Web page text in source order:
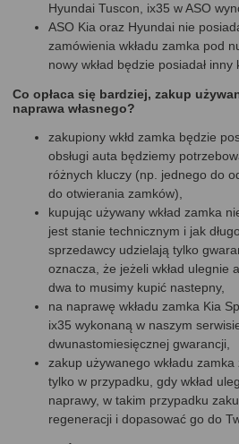
Hyundai Tuscon, ix35 w ASO
ASO Kia oraz Hyundai nie
zamówienia wkładu zamka pod
nowy wkład będzie posiadał inny
Co opłaca się bardziej, zakup
naprawa własnego?
zakupiony wkłd zamka będzie
obsługi auta będziemy
różnych kluczy (np. jednego do
do otwierania zamków),
kupując używany wkład zamka
jest stanie technicznym i jak
sprzedawcy udzielają tylko
oznacza, że jeżeli wkład ulegnie
dwa to musimy kupić nastepny,
na naprawę wkładu zamka Kia
ix35 wykonaną w naszym
dwunastomiesięcznej gwarancji,
zakup używanego wkładu
tylko w przypadku, gdy wkład
naprawy, w takim przypadku
regeneracji i dopasować go do